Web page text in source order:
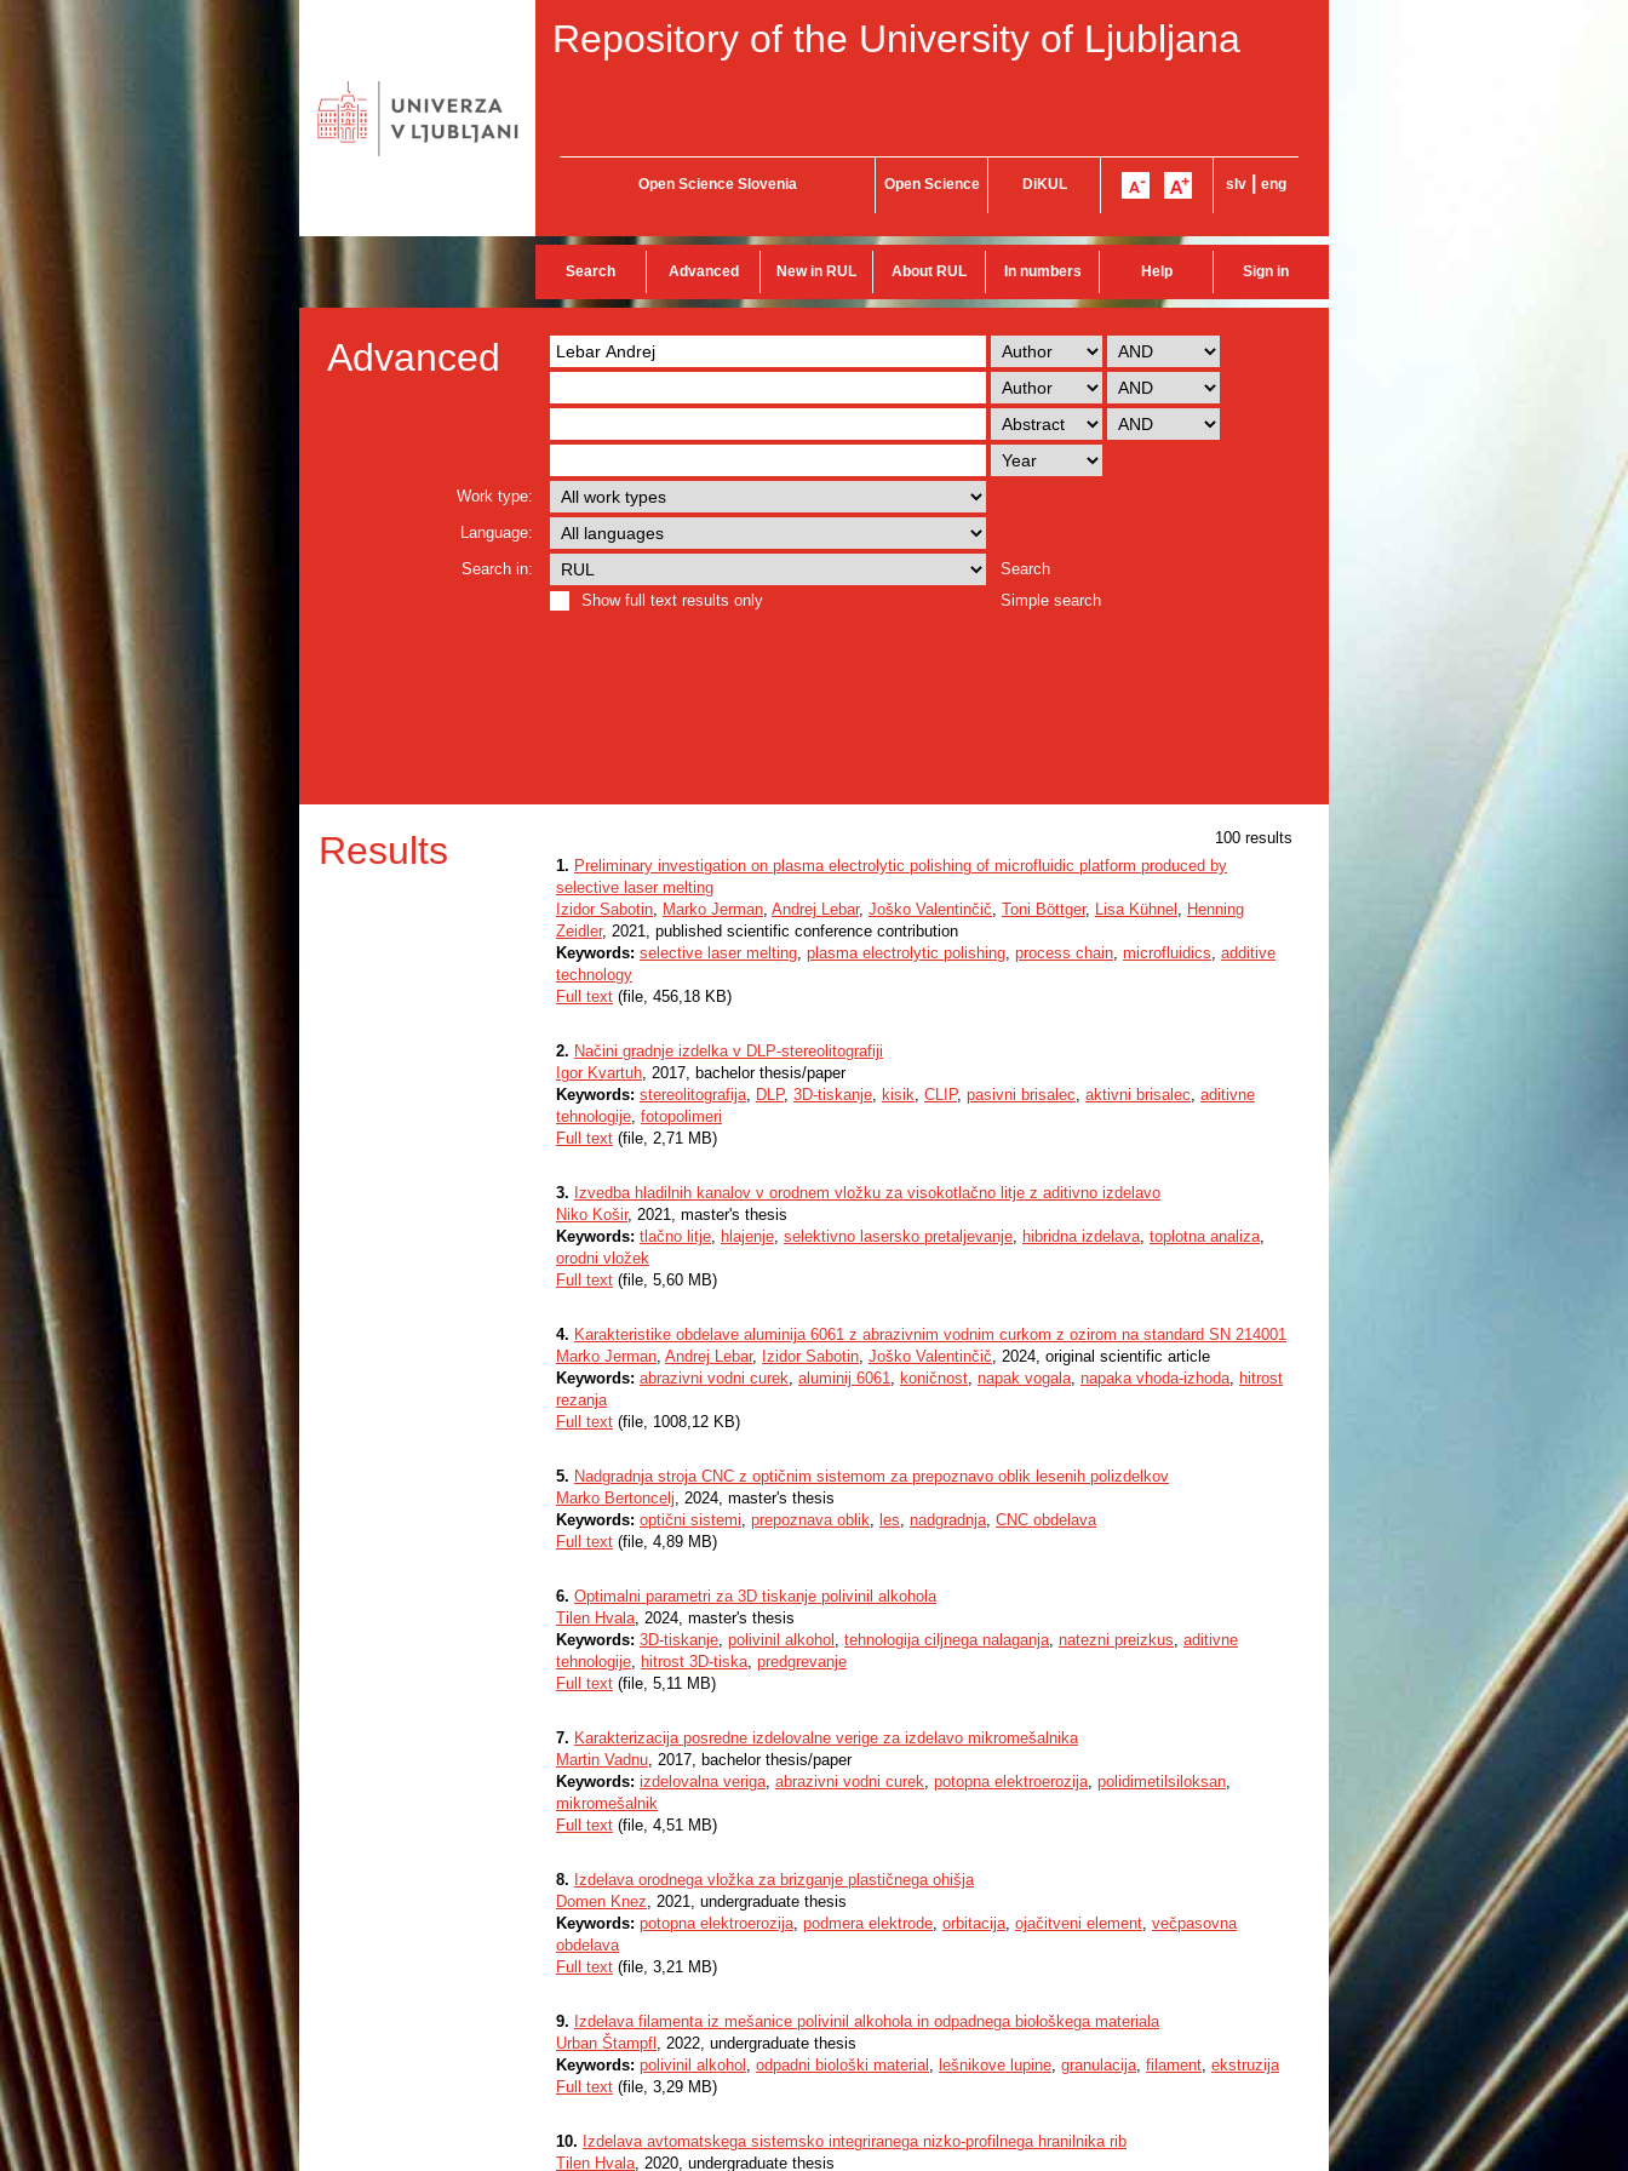
Repository of the University of Ljubljana
Open Science Slovenia Open Science DiKUL slv eng
Search Advanced New in RUL About RUL In numbers Help Sign in
Advanced
Work type:
Language:
Search in:
Search
Show full text results only
Simple search
Results
100 results
1. Preliminary investigation on plasma electrolytic polishing of microfluidic platform produced by
selective laser melting
Izidor Sabotin, Marko Jerman, Andrej Lebar, Joško Valentinčič, Toni Böttger, Lisa Kühnel , Henning
Zeidler, 2021, published scientific conference contribution
Keywords: selective laser melting, plasma electrolytic polishing, process chain, microfluidics, additive
technology
Full text (file, 456,18 KB)
2. Načini gradnje izdelka v DLP-stereolitografiji
Igor Kvartuh, 2017, bachelor thesis/paper
Keywords: stereolitografija, DLP, 3D-tiskanje, kisik, CLIP, pasivni brisalec, aktivni brisalec, aditivne
tehnologije, fotopolimeri
Full text (file, 2,71 MB)
3. Izvedba hladilnih kanalov v orodnem vložku za visokotlačno litje z aditivno izdelavo
Niko Košir, 2021, master's thesis
Keywords: tlačno litje, hlajenje, selektivno lasersko pretaljevanje, hibridna izdelava, toplotna analiza,
orodni vložek
Full text (file, 5,60 MB)
4. Karakteristike obdelave aluminija 6061 z abrazivnim vodnim curkom z ozirom na standard SN 214001
Marko Jerman, Andrej Lebar, Izidor Sabotin, Joško Valentinčič, 2024, original scientific article
Keywords: abrazivni vodni curek, aluminij 6061, koničnost, napak vogala, napaka vhoda-izhoda, hitrost
rezanja
Full text (file, 1008,12 KB)
5. Nadgradnja stroja CNC z optičnim sistemom za prepoznavo oblik lesenih polizdelkov
Marko Bertoncelj, 2024, master's thesis
Keywords: optični sistemi, prepoznava oblik, les, nadgradnja, CNC obdelava
Full text (file, 4,89 MB)
6. Optimalni parametri za 3D tiskanje polivinil alkohola
Tilen Hvala, 2024, master's thesis
Keywords: 3D-tiskanje, polivinil alkohol , tehnologija ciljnega nalaganja, natezni preizkus, aditivne
tehnologije, hitrost 3D-tiska, predgrevanje
Full text (file, 5,11 MB)
7. Karakterizacija posredne izdelovalne verige za izdelavo mikromešalnika
Martin Vadnu, 2017, bachelor thesis/paper
Keywords: izdelovalna veriga, abrazivni vodni curek, potopna elektroerozija, polidimetilsiloksan,
mikromešalnik
Full text (file, 4,51 MB)
8. Izdelava orodnega vložka za brizganje plastičnega ohišja
Domen Knez, 2021, undergraduate thesis
Keywords: potopna elektroerozija, podmera elektrode, orbitacija, ojačitveni element, večpasovna
obdelava
Full text (file, 3,21 MB)
9. Izdelava filamenta iz mešanice polivinil alkohola in odpadnega biološkega materiala
Urban Štampfl , 2022, undergraduate thesis
Keywords: polivinil alkohol , odpadni biološki material , lešnikove lupine, granulacija, filament, ekstruzija
Full text (file, 3,29 MB)
10. Izdelava avtomatskega sistemsko integriranega nizko-profilnega hranilnika rib
Tilen Hvala, 2020, undergraduate thesis